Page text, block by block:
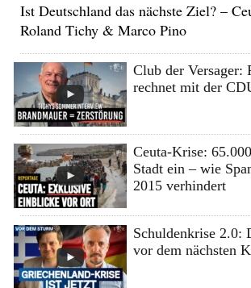
Ist Deutschland das nächste Ziel? –
Roland Tichy & Marco Pino
Club der Versager:
rechnet mit der
Ceuta-Krise:
Stadt ein – wie
2015 verhindert
Schuldenkrise 2.0:
vor dem nächsten